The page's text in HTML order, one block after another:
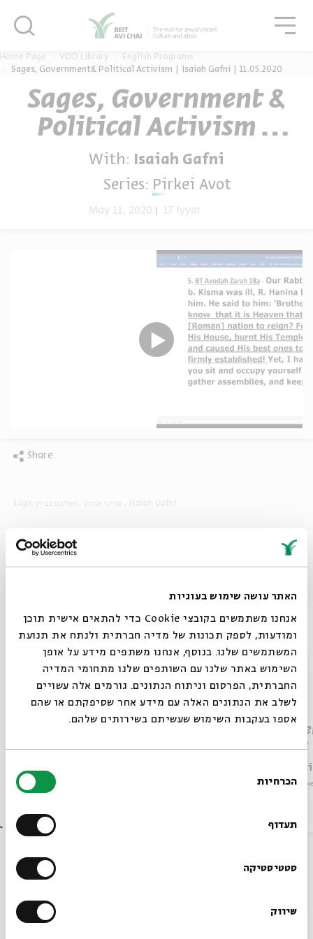
האתר עושה שימוש בעוגיות
אנחנו משתמשים בקובצי Cookie כדי להתאים אישית תוכן
ומודעות, לספק תכונות של מדיה חברתית ולנתח את תנועת
המשתמשים שלנו. בנוסף, אנחנו משתפים מידע על אופן
השימוש באתר שלנו עם השותפים שלנו מתחומי המדיה
החברתית, הפרסום וניתוח הנתונים. גורמים אלה עשויים
לשלב את הנתונים האלה עם מידע אחר שסיפקתם או שהם
אספו בעקבות השימוש שעשיתם בשירותים שלהם.
הסכמה
הכרחיות
תעדוף
סטטיסטיקה
שיווק
Home Page VOD Library
English Programs
Sages, Government& Political Activism | Isaiah Gafni | 11.05.2020
Sages, Government &
Political Activism |
Isaiah Gafni |
11.05.2020
With:
Isaiah Gafni
Series: Pirkei Avot
May 11, 2020 17 Iyyar
Share
Other episodes in the series
Series: Pirkei Avot
Video
is the
Dr.
Series:
סגור
BEIT AVI CHAI’s programs!
Sign up for our newsletter!